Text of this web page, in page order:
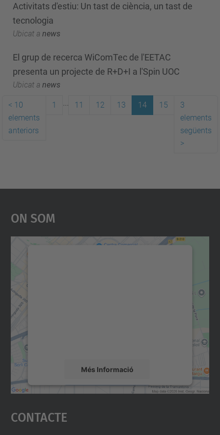
Activitats d'estiu: Un tast de ciència, un tast de
tecnologia
Ubicat a news
El grup de recerca WiComTec de l'EETAC
presenta un projecte de R+D+I a l'Spin UOC
Ubicat a news
< 10
elements
anteriors
1 11 12 13 14 15
3
elements
següents
>
On Som
Més Informació
Accepta
powered by
Contacte